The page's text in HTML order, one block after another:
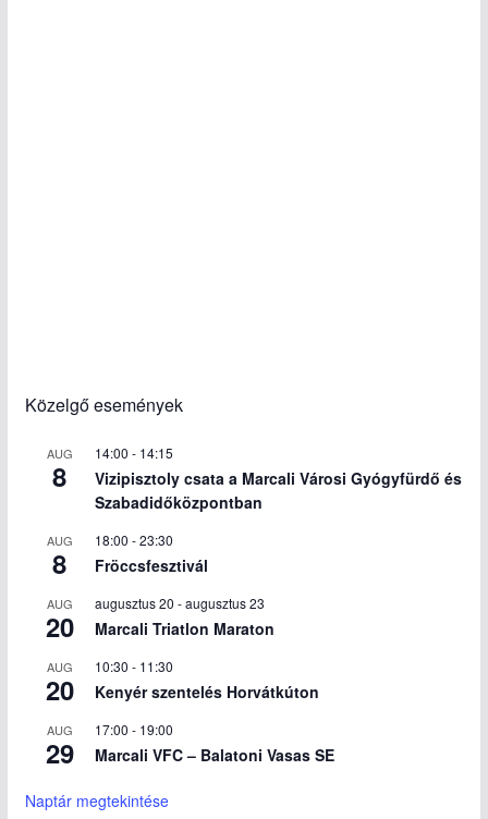
Közelgő események
AUG
8
14:00 - 14:15
Vizipisztoly csata a Marcali Városi Gyógyfürdő és
Szabadidőközpontban
AUG
8
18:00 -23:30
Fröccsfesztivál
AUG
20
augusztus 20 -augusztus 23
Marcali Triatlon Maraton
AUG
20
10:30 - 11:30
Kenyér szentelés Horvátkúton
AUG
29
17:00 - 19:00
Marcali VFC – Balatoni Vasas SE
Naptár megtekintése